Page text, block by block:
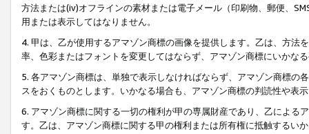
方法または(iv)オフラインの素材または電子メール（印刷物、郵便、
用または表示してはなりません。
4. 甲は、乙が使用するアマゾン商標の画像を提供します。乙は、方
率、色彩またはフォントを変更してはならず、アマゾン商標にいかな
5. 各アマゾン商標は、単独で表示しなければならず、アマゾン商標
スをおくものとします。いかなる場合も、アマゾン商標の判読性や表
6. アマゾン商標に関する一切の権利が甲の専属財産であり、乙による
す。乙は、アマゾン商標に関する甲の権利または所有権に抵触するい